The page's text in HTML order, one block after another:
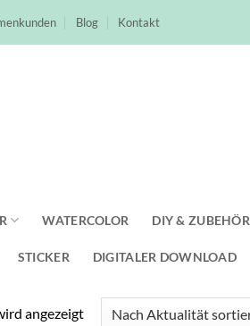
Blog Kontakt
WATERCOLOR DIY & ZUBEHÖR
STICKER DIGITALER DOWNLOAD
angezeigt